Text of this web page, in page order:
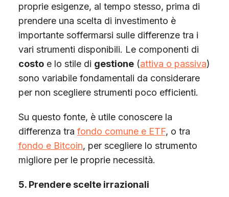
proprie esigenze, al tempo stesso, prima di
prendere una scelta di investimento è
importante soffermarsi sulle differenze tra i
vari strumenti disponibili. Le componenti di
costoe lo stile di gestione(attiva o passiva)
sono variabile fondamentali da considerare
per non scegliere strumenti poco efficienti.
Su questo fonte, è utile conoscere la
differenza tra fondo comune e ETF, o tra
fondo e Bitcoin, per scegliere lo strumento
migliore per le proprie necessità.
5. Prendere scelte irrazionali